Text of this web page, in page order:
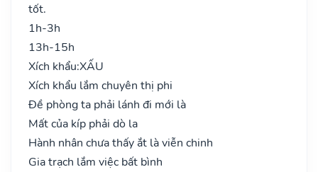
tốt.
1h-3h
13h-15h
Xích khẩu:XẤU
Xích khẩu lắm chuyên thị phi
Đề phòng ta phải lánh đi mới là
Mất của kíp phải dò la
Hành nhân chưa thấy ắt là viễn chinh
Gia trạch lắm việc bất bình